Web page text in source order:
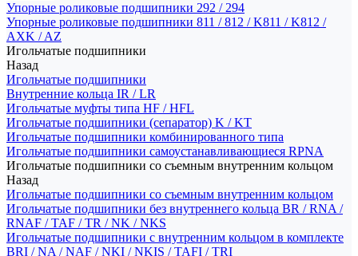
Упорные роликовые подшипники 292 / 294
Упорные роликовые подшипники 811 / 812 / K811 / K812 /
AXK / AZ
Игольчатые подшипники
Назад
Игольчатые подшипники
Внутренние кольца IR / LR
Игольчатые муфты типа HF / HFL
Игольчатые подшипники (сепаратор) K / KT
Игольчатые подшипники комбинированного типа
Игольчатые подшипники самоустанавливающиеся RPNA
Игольчатые подшипники со съемным внутренним кольцом
Назад
Игольчатые подшипники со съемным внутренним кольцом
Игольчатые подшипники без внутреннего кольца BR / RNA /
RNAF / TAF / TR / NK / NKS
Игольчатые подшипники с внутренним кольцом в комплекте
BRI / NA / NAF / NKI / NKIS / TAFI / TRI